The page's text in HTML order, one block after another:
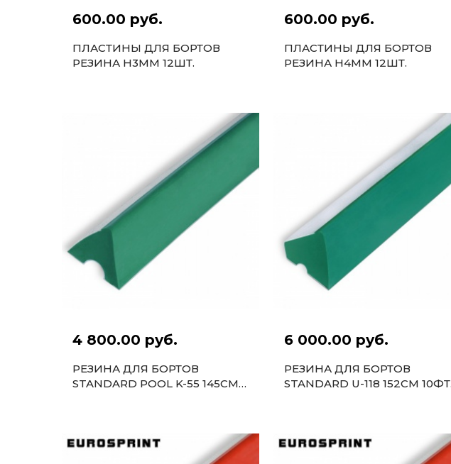
600.00 руб.
ПЛАСТИНЫ ДЛЯ БОРТОВ
РЕЗИНА H3ММ 12ШТ.
600.00 руб.
ПЛАСТИНЫ ДЛЯ БОРТОВ
РЕЗИНА H4ММ 12ШТ.
4 800.00 руб.
РЕЗИНА ДЛЯ БОРТОВ
STANDARD POOL K-55 145СМ
6 000.00 руб.
РЕЗИНА ДЛЯ БОРТОВ
STANDARD U-118 152СМ 10ФТ